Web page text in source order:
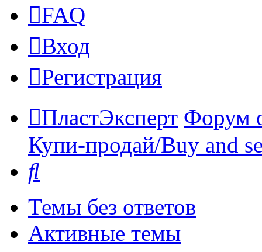
FAQ
Вход
Регистрация
ПластЭксперт Форум
Купи-продай/Buy and
Темы без ответов
Активные темы